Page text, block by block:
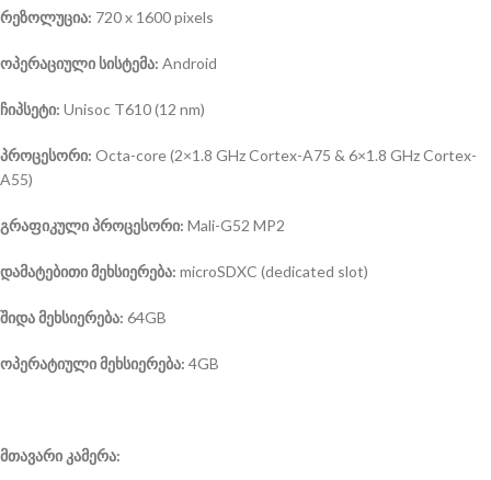
რეზოლუცია: 720 x 1600 pixels
ოპერაციული სისტემა: Android
ჩიპსეტი: Unisoc T610 (12 nm)
პროცესორი: Octa-core (2×1.8 GHz Cortex-A75 & 6×1.8 GHz Cortex-
A55)
გრაფიკული პროცესორი: Mali-G52 MP2
დამატებითი მეხსიერება: microSDXC (dedicated slot)
შიდა მეხსიერება: 64GB
ოპერატიული მეხსიერება: 4GB
მთავარი კამერა: